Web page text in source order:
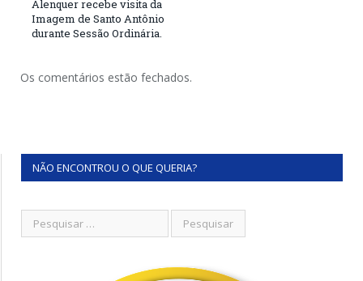
Alenquer recebe visita da
Imagem de Santo Antônio
durante Sessão Ordinária.
Os comentários estão fechados.
NÃO ENCONTROU O QUE QUERIA?